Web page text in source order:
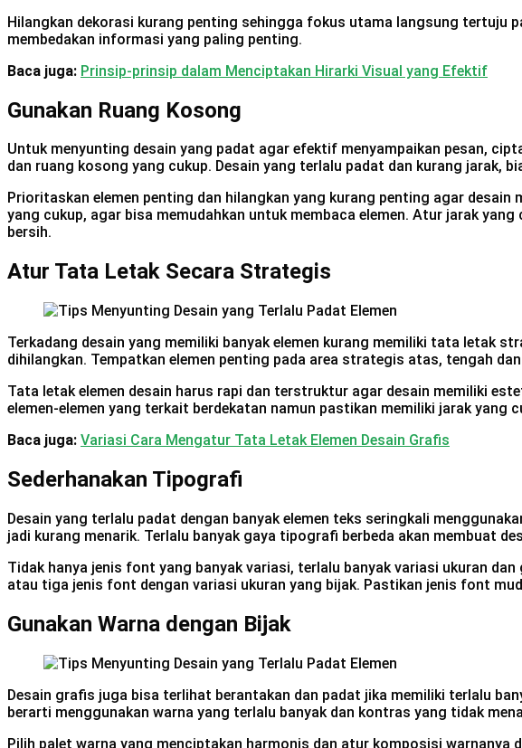
Hilangkan dekorasi kurang penting sehingga fokus utama langsung tertuju
membedakan informasi yang paling penting.
Baca juga: Prinsip-prinsip dalam Menciptakan Hirarki Visual yang Efektif
Gunakan Ruang Kosong
Untuk menyunting desain yang padat agar efektif menyampaikan pesan,
dan ruang kosong yang cukup. Desain yang terlalu padat dan kurang jarak,
Prioritaskan elemen penting dan hilangkan yang kurang penting agar
yang cukup, agar bisa memudahkan untuk membaca elemen. Atur jarak
bersih.
Atur Tata Letak Secara Strategis
Terkadang desain yang memiliki banyak elemen kurang memiliki tata letak
dihilangkan. Tempatkan elemen penting pada area strategis atas, tengah
Tata letak elemen desain harus rapi dan terstruktur agar desain memiliki
elemen-elemen yang terkait berdekatan namun pastikan memiliki jarak yang
Baca juga: Variasi Cara Mengatur Tata Letak Elemen Desain Grafis
Sederhanakan Tipografi
Desain yang terlalu padat dengan banyak elemen teks seringkali
jadi kurang menarik. Terlalu banyak gaya tipografi berbeda akan membuat
Tidak hanya jenis font yang banyak variasi, terlalu banyak variasi ukuran
atau tiga jenis font dengan variasi ukuran yang bijak. Pastikan jenis font
Gunakan Warna dengan Bijak
Desain grafis juga bisa terlihat berantakan dan padat jika memiliki terlalu
berarti menggunakan warna yang terlalu banyak dan kontras yang tidak
Pilih palet warna yang menciptakan harmonis dan atur komposisi warnanya